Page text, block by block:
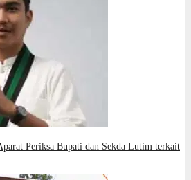
Periksa Bupati dan Sekda Lutim terkait